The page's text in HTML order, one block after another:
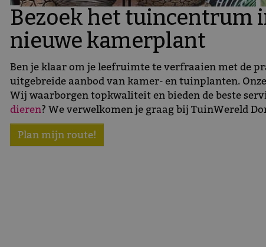
Bezoek het tuincentrum
nieuwe kamerplant
Ben je klaar om je leefruimte te verfraaien met de
uitgebreide aanbod van kamer- en tuinplanten.
Wij waarborgen topkwaliteit en bieden de beste
dieren? We verwelkomen je graag bij TuinWereld
Plan mijn route!